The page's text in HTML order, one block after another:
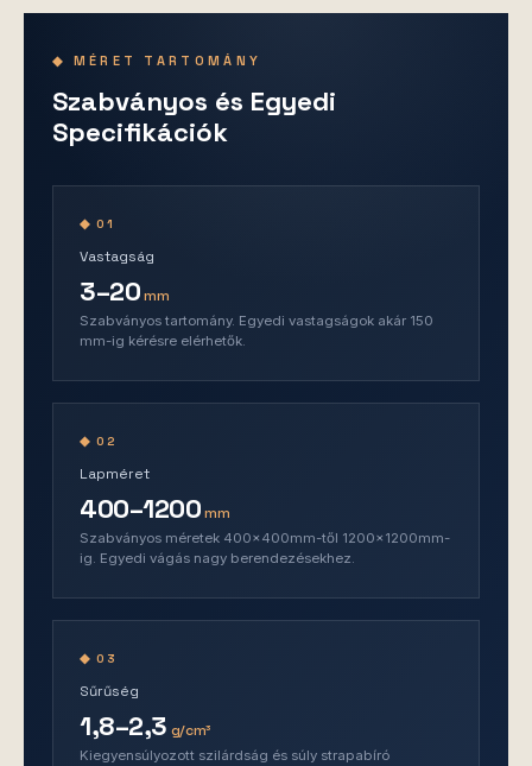
◆ MÉRET TARTOMÁNY
Szabványos és Egyedi
Specifikációk
◆ 01
Vastagság
3–20 mm
Szabványos tartomány. Egyedi vastagságok akár 150
mm-ig kérésre elérhetők.
◆ 02
Lapméret
400–1200 mm
Szabványos méretek 400×400mm-től 1200×1200mm-
ig. Egyedi vágás nagy berendezésekhez.
◆ 03
Sűrűség
1,8–2,3 g/cm³
Kiegyensúlyozott szilárdság és súly strapabíró